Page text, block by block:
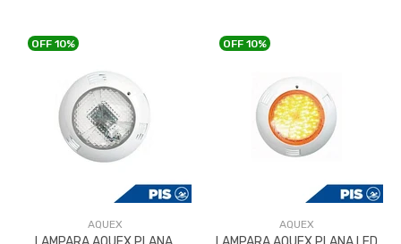
OFF 10%
AQUEX
OFF 10%
AQUEX